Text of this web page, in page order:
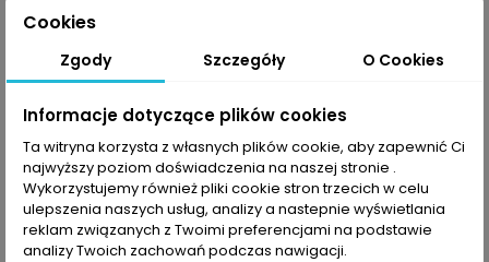
Rozmiar
Dodaj do koszyka
Cookies
Zgody Szczegóły O Cookies
Informacje dotyczące plików cookies
Ta witryna korzysta z własnych plików cookie, aby zapewnić Ci
najwyższy poziom doświadczenia na naszej stronie .
Wykorzystujemy również pliki cookie stron trzecich w celu
ulepszenia naszych usług, analizy a nastepnie wyświetlania
reklam związanych z Twoimi preferencjami na podstawie
analizy Twoich zachowań podczas nawigacji.